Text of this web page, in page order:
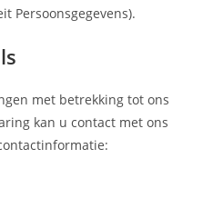
Persoonsgegevens).
met betrekking tot ons
kan u contact met ons